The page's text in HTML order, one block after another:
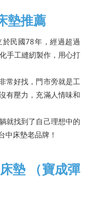
墊推薦
民國78年，經過超過
手工縫紉製作，用心打
常好找，門市旁就是工
有壓力，充滿人情味和
就找到了自己理想中的
中床墊老品牌！
墊 （寶成彈